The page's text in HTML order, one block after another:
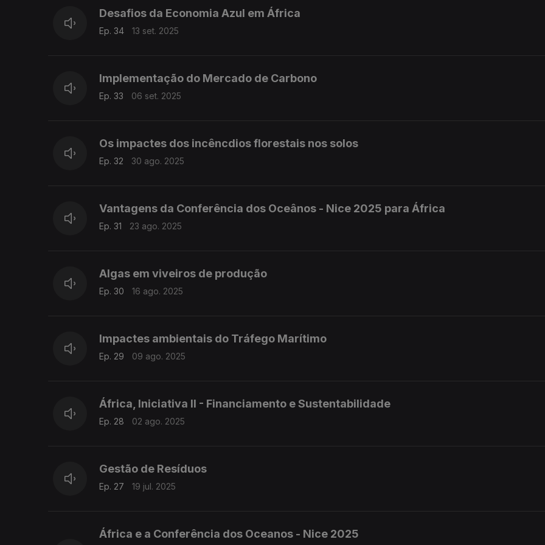
Desafios da Economia Azul em África
Ep. 34 13 set. 2025
Implementação do Mercado de Carbono
Ep. 33 06 set. 2025
Os impactes dos incêncdios florestais nos solos
Ep. 32 30 ago. 2025
Vantagens da Conferência dos Oceânos - Nice 2025 para África
Ep. 31 23 ago. 2025
Algas em viveiros de produção
Ep. 30 16 ago. 2025
Impactes ambientais do Tráfego Marítimo
Ep. 29 09 ago. 2025
África, Iniciativa II - Financiamento e Sustentabilidade
Ep. 28 02 ago. 2025
Gestão de Resíduos
Ep. 27 19 jul. 2025
África e a Conferência dos Oceanos - Nice 2025